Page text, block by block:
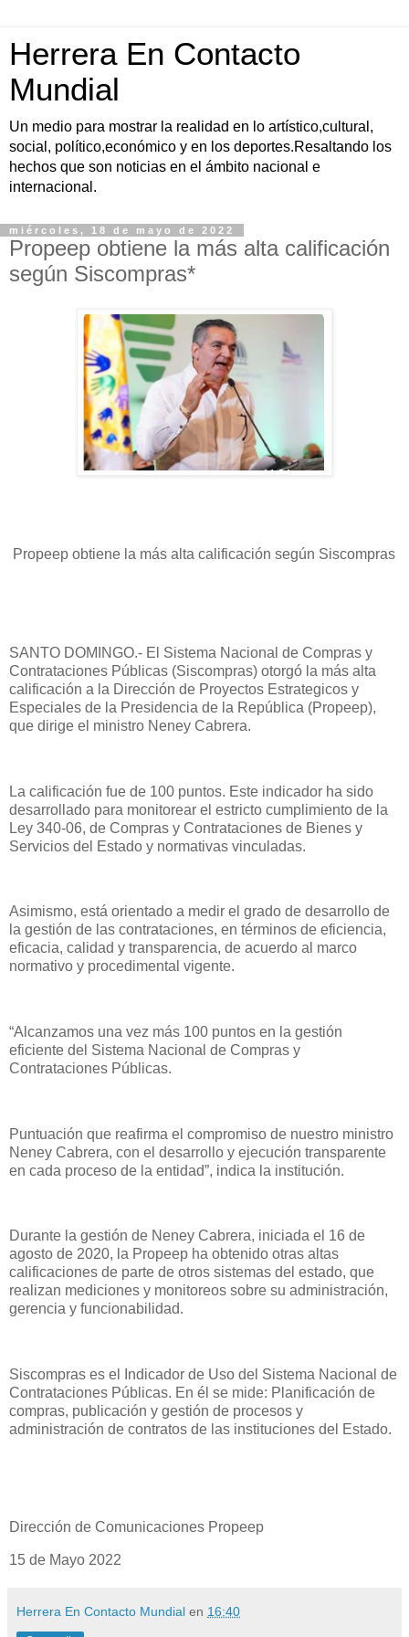
Herrera En Contacto
Mundial
Un medio para mostrar la realidad en lo artístico,cultural,
social, político,económico y en los deportes.Resaltando los
hechos que son noticias en el ámbito nacional e
internacional.
miércoles, 18 de mayo de 2022
Propeep obtiene la más alta calificación
según Siscompras*
Propeep obtiene la más alta calificación según Siscompras
SANTO DOMINGO.- El Sistema Nacional de Compras y
Contrataciones Públicas (Siscompras) otorgó la más alta
calificación a la Dirección de Proyectos Estrategicos y
Especiales de la Presidencia de la República (Propeep),
que dirige el ministro Neney Cabrera.
La calificación fue de 100 puntos. Este indicador ha sido
desarrollado para monitorear el estricto cumplimiento de la
Ley 340-06, de Compras y Contrataciones de Bienes y
Servicios del Estado y normativas vinculadas.
Asimismo, está orientado a medir el grado de desarrollo de
la gestión de las contrataciones, en términos de eficiencia,
eficacia, calidad y transparencia, de acuerdo al marco
normativo y procedimental vigente.
“Alcanzamos una vez más 100 puntos en la gestión
eficiente del Sistema Nacional de Compras y
Contrataciones Públicas.
Puntuación que reafirma el compromiso de nuestro ministro
Neney Cabrera, con el desarrollo y ejecución transparente
en cada proceso de la entidad”, indica la institución.
Durante la gestión de Neney Cabrera, iniciada el 16 de
agosto de 2020, la Propeep ha obtenido otras altas
calificaciones de parte de otros sistemas del estado, que
realizan mediciones y monitoreos sobre su administración,
gerencia y funcionabilidad.
Siscompras es el Indicador de Uso del Sistema Nacional de
Contrataciones Públicas. En él se mide: Planificación de
compras, publicación y gestión de procesos y
administración de contratos de las instituciones del Estado.
Dirección de Comunicaciones Propeep
15 de Mayo 2022
Herrera En Contacto Mundial en 16:40